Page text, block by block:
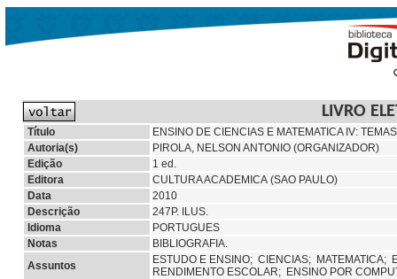
LIVRO
Título
ENSINO DE CIENCIAS E MATEMATICA IV:
Autoria(s)
PIROLA, NELSON ANTONIO (ORGANIZADOR)
Edição
1 ed.
Editora
CULTURA ACADEMICA (SAO PAULO)
Data
2010
Descrição
247P. ILUS.
Idioma
PORTUGUES
Notas
BIBLIOGRAFIA.
Assuntos
ESTUDO E ENSINO; CIENCIAS; MATEMATICA;
RENDIMENTO ESCOLAR; ENSINO POR